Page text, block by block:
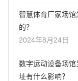
智慧体育厂家场
的？
2024年8月24日
数字运动设备场
址有什么影响？